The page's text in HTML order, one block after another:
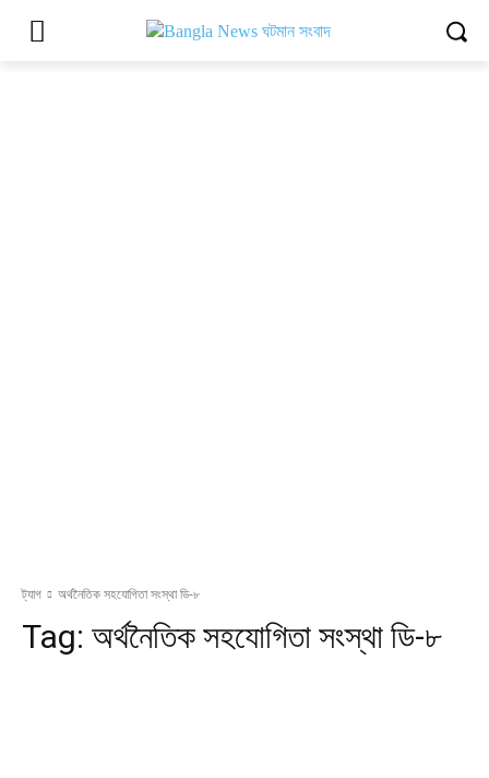
ট্যাগ অর্থনৈতিক সহযোগিতা সংস্থা ডি-৮
Tag: অর্থনৈতিক সহযোগিতা সংস্থা ডি-৮